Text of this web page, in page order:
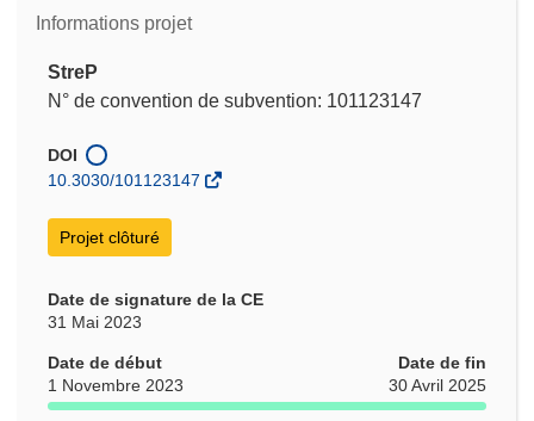
Informations projet
StreP
N° de convention de subvention: 101123147
DOI
10.3030/101123147
Projet clôturé
Date de signature de la CE
31 Mai 2023
Date de début
1 Novembre 2023
Date de fin
30 Avril 2025